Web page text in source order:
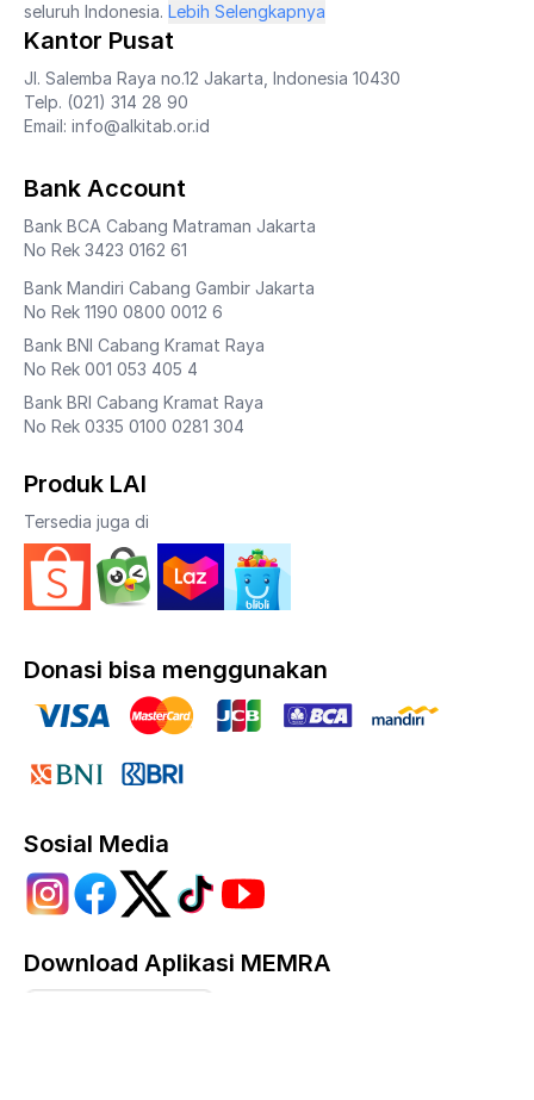
seluruh Indonesia. Lebih Selengkapnya
Kantor Pusat
Jl. Salemba Raya no.12 Jakarta, Indonesia 10430
Telp. (021) 314 28 90
Email: info@alkitab.or.id
Bank Account
Bank BCA Cabang Matraman Jakarta
No Rek 3423 0162 61
Bank Mandiri Cabang Gambir Jakarta
No Rek 1190 0800 0012 6
Bank BNI Cabang Kramat Raya
No Rek 001 053 405 4
Bank BRI Cabang Kramat Raya
No Rek 0335 0100 0281 304
Produk LAI
Tersedia juga di
Donasi bisa menggunakan
Sosial Media
Download Aplikasi MEMRA